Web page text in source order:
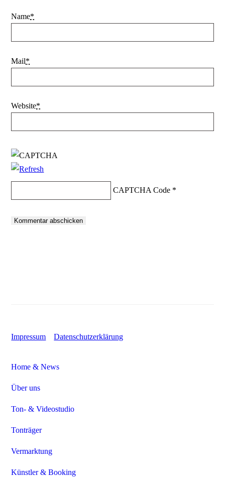
Name*
Mail*
Website*
CAPTCHA Code *
Impressum Datenschutzerklärung
Home & News
Über uns
Ton- & Videostudio
Tonträger
Vermarktung
Künstler & Booking